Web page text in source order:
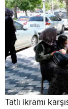
Tatlı ikramı